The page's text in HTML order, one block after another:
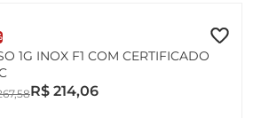
1G INOX F1 COM CERTIFICADO
,58R$ 214,06